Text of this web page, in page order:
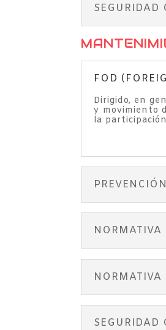
SEGURIDAD
FOD
Dirigido, en
y movimiento
la
NORMATIVA
NORMATIVA
SEGURIDAD